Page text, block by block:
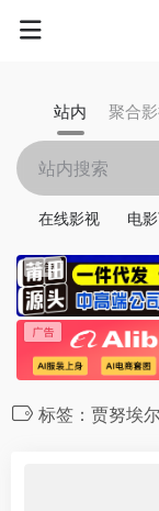
站内 聚合
在线影视 电
标签：贾努埃